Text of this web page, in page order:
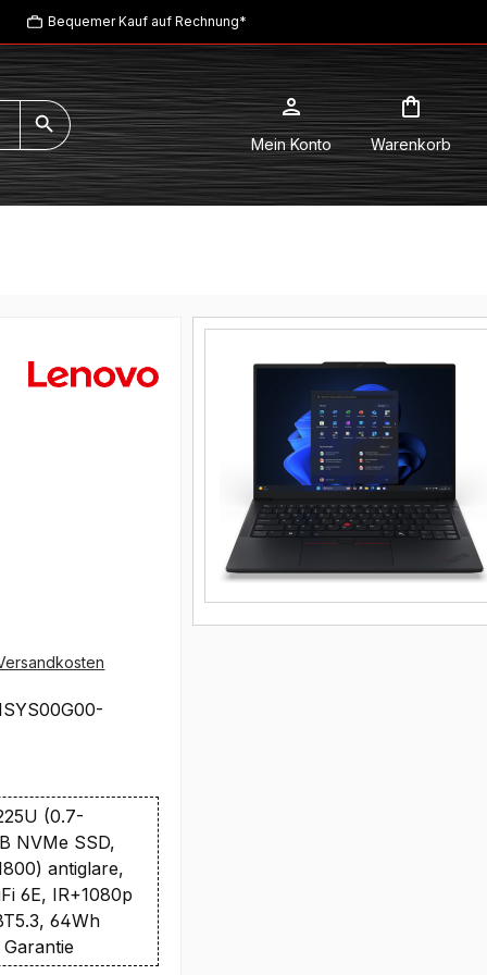
Bequemer Kauf auf Rechnung*
Mein Konto Warenkorb
(0.7-
NVMe SSD,
antiglare,
6E, IR+1080p
64Wh